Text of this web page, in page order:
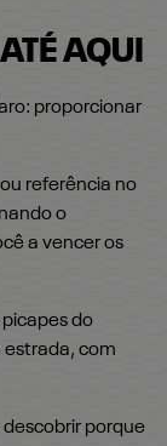
AQUI
proporcionar
referência no
o
a vencer os
do
estrada, com
porque